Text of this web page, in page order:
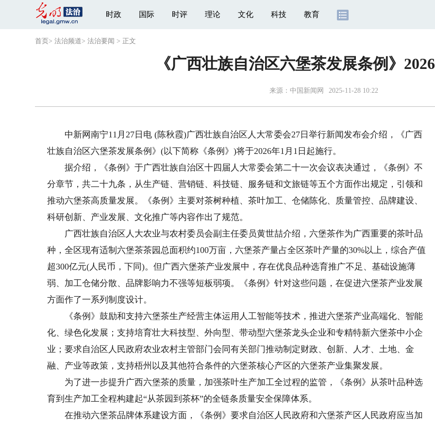
时政 国际 时评 理论 文化 科技 教育
首页 > 法治频道> 法治要闻 > 正文
《广西壮族自治区六堡茶发展条例》
来源： 中国新闻网 2025-11-28 10:22
中新网南宁11月27日电 (陈秋霞)广西壮族自治区人大常委会27日举行新闻发布会介绍，《广西
壮族自治区六堡茶发展条例》(以下简称《条例》)将于2026年1月1日起施行。
据介绍，《条例》于广西壮族自治区十四届人大常委会第二十一次会议表决通过，《条例》不
分章节，共二十九条，从生产链、营销链、科技链、服务链和文旅链等五个方面作出规定，引领和
推动六堡茶高质量发展。《条例》主要对茶树种植、茶叶加工、仓储陈化、质量管控、品牌建设、
科研创新、产业发展、文化推广等内容作出了规范。
广西壮族自治区人大农业与农村委员会副主任委员黄世喆介绍，六堡茶作为广西重要的茶叶品
种，全区现有适制六堡茶茶园总面积约100万亩，六堡茶产量占全区茶叶产量的30%以上，综合产值
超300亿元(人民币，下同)。但广西六堡茶产业发展中，存在优良品种选育推广不足、基础设施薄
弱、加工仓储分散、品牌影响力不强等短板弱项。《条例》针对这些问题，在促进六堡茶产业发展
方面作了一系列制度设计。
《条例》鼓励和支持六堡茶生产经营主体运用人工智能等技术，推进六堡茶产业高端化、智能
化、绿色化发展；支持培育壮大科技型、外向型、带动型六堡茶龙头企业和专精特新六堡茶中小企
业；要求自治区人民政府农业农村主管部门会同有关部门推动制定财政、创新、人才、土地、金
融、产业等政策，支持梧州以及其他符合条件的六堡茶核心产区的六堡茶产业集聚发展。
为了进一步提升广西六堡茶的质量，加强茶叶生产加工全过程的监管，《条例》从茶叶品种选
育到生产加工全程构建起“从茶园到茶杯”的全链条质量安全保障体系。
在推动六堡茶品牌体系建设方面，《条例》要求自治区人民政府和六堡茶产区人民政府应当加